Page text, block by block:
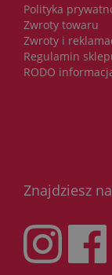
Polityka
Zwroty towaru
Zwroty i
Regulamin
RODO
Znajdziesz